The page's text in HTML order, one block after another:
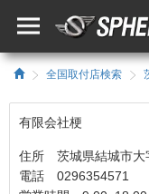
全国取付店検索
有限会社梗
住所 茨城県結城市大
電話 0296354571